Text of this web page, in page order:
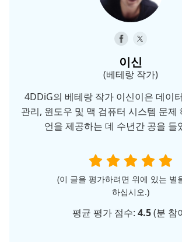
이신
(베테랑 작가)
4DDiG의 베테랑 작가 이신이은 데이
관리, 윈도우 및 맥 검퓨터 시스템 문제
언을 제공하는 데 수년간 공을 들
(이 글을 평가하려면 위에 있는 별
하십시오.)
평균 평가 점수: 4.5(분 참